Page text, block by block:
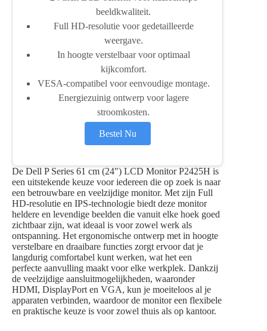
beeldkwaliteit.
Full HD-resolutie voor gedetailleerde
weergave.
In hoogte verstelbaar voor optimaal
kijkcomfort.
VESA-compatibel voor eenvoudige montage.
Energiezuinig ontwerp voor lagere
stroomkosten.
Bestel Nu
De Dell P Series 61 cm (24″) LCD Monitor P2425H is
een uitstekende keuze voor iedereen die op zoek is naar
een betrouwbare en veelzijdige monitor. Met zijn Full
HD-resolutie en IPS-technologie biedt deze monitor
heldere en levendige beelden die vanuit elke hoek goed
zichtbaar zijn, wat ideaal is voor zowel werk als
ontspanning. Het ergonomische ontwerp met in hoogte
verstelbare en draaibare functies zorgt ervoor dat je
langdurig comfortabel kunt werken, wat het een
perfecte aanvulling maakt voor elke werkplek. Dankzij
de veelzijdige aansluitmogelijkheden, waaronder
HDMI, DisplayPort en VGA, kun je moeiteloos al je
apparaten verbinden, waardoor de monitor een flexibele
en praktische keuze is voor zowel thuis als op kantoor.